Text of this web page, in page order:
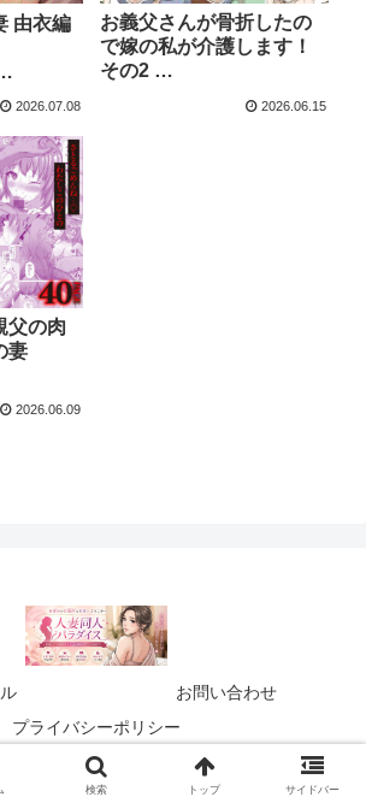
想・
2026.07.08
⁠お義父さんが骨折したの
で嫁の私が介護します！
その2
【商品番号：d_779564】
2026.06.15
父の肉
妻
】
2026.06.09
お問い合わせ
プライバシーポリシー
人妻同人パラダイス.
検索 トップ サイドバー